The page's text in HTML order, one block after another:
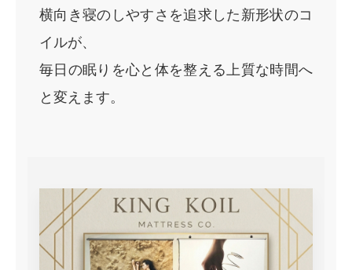
横向き寝のしやすさを追求した新形状のコ
イルが、
毎日の眠りを心と体を整える上質な時間へ
と変えます。